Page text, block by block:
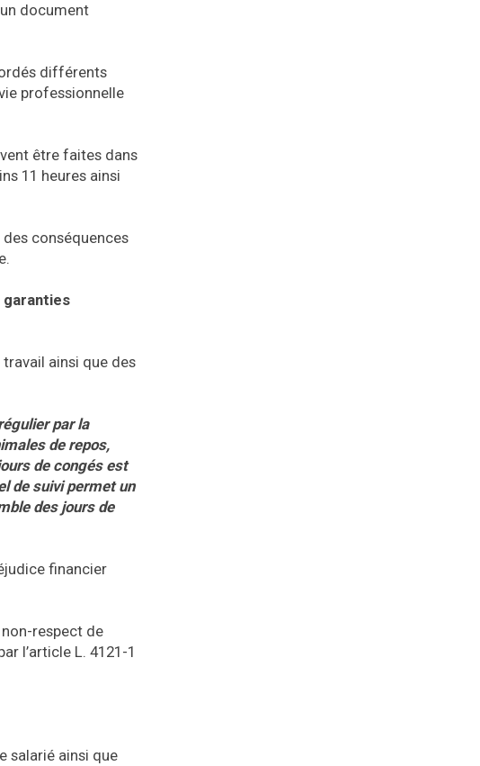
document
différents
professionnelle
être faites dans
11 heures ainsi
conséquences
garanties
ainsi que des
par la
de repos,
de congés est
de suivi permet un
des jours de
financier
respect de
l’article L. 4121-1
salarié ainsi que